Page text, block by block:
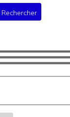
Rechercher